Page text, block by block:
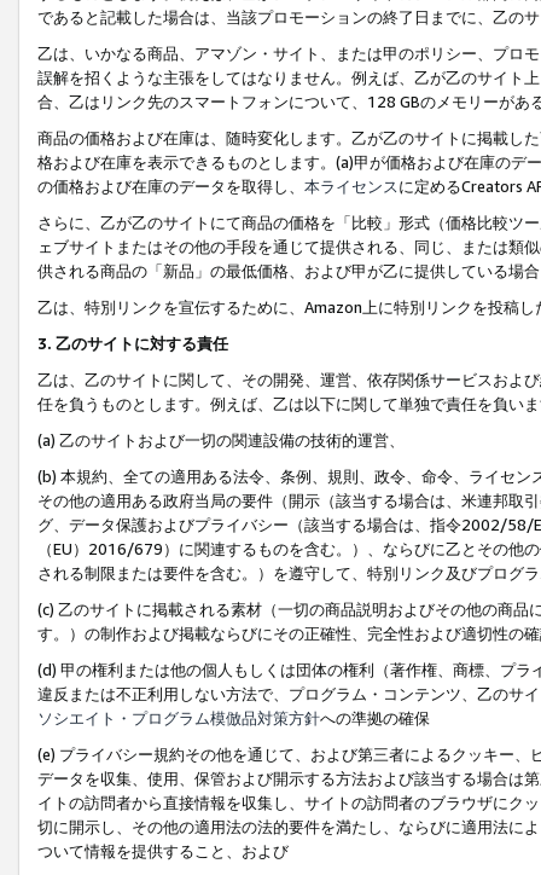
であると記載した場合は、当該プロモーションの終了日までに、乙の
乙は、いかなる商品、アマゾン・サイト、または甲のポリシー、プロ
誤解を招くような主張をしてはなりません。例えば、乙が乙のサイト
合、乙はリンク先のスマートフォンについて、128 GBのメモリーがあ
商品の価格および在庫は、随時変化します。乙が乙のサイトに掲載し
格および在庫を表示できるものとします。(a)甲が価格および在庫の
の価格および在庫のデータを取得し、 本ライセンスに定めるCreators
さらに、乙が乙のサイトにて商品の価格を「比較」形式（価格比較ツ
ェブサイトまたはその他の手段を通じて提供される、同じ、または類
供される商品の「新品」の最低価格、および甲が乙に提供している場
乙は、特別リンクを宣伝するために、Amazon上に特別リンクを投稿
3. 乙のサイトに対する責任
乙は、乙のサイトに関して、その開発、運営、依存関係サービスおよ
任を負うものとします。例えば、乙は以下に関して単独で責任を負い
(a) 乙のサイトおよび一切の関連設備の技術的運営、
(b) 本規約、全ての適用ある法令、条例、規則、政令、命令、ライセ
その他の適用ある政府当局の要件（開示（該当する場合は、米連邦取
グ、データ保護およびプライバシー（該当する場合は、指令2002/58/
（EU）2016/679）に関連するものを含む。）、ならびに乙とその他
される制限または要件を含む。）を遵守して、特別リンク及びプログ
(c) 乙のサイトに掲載される素材（一切の商品説明およびその他の商
す。）の制作および掲載ならびにその正確性、完全性および適切性の
(d) 甲の権利または他の個人もしくは団体の権利（著作権、商標、プ
違反または不正利用しない方法で、プログラム・コンテンツ、乙のサ
ソシエイト・プログラム模倣品対策方針への準拠の確保
(e) プライバシー規約その他を通じて、および第三者によるクッキー
データを収集、使用、保管および開示する方法および該当する場合は
イトの訪問者から直接情報を収集し、サイトの訪問者のブラウザにク
切に開示し、その他の適用法の法的要件を満たし、ならびに適用法に
ついて情報を提供すること、および